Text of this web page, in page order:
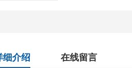
细介绍 在线留言